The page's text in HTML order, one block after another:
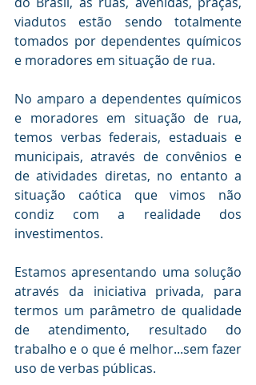
viadutos estão sendo totalmente
tomados por dependentes químicos
e moradores em situação de rua.
No amparo a dependentes químicos
e moradores em situação de rua,
temos verbas federais, estaduais e
municipais, através de convênios e
de atividades diretas, no entanto a
situação caótica que vimos não
condiz com a realidade dos
investimentos.
Estamos apresentando uma solução
através da iniciativa privada, para
termos um parâmetro de qualidade
de atendimento, resultado do
trabalho e o que é melhor...sem fazer
uso de verbas públicas.